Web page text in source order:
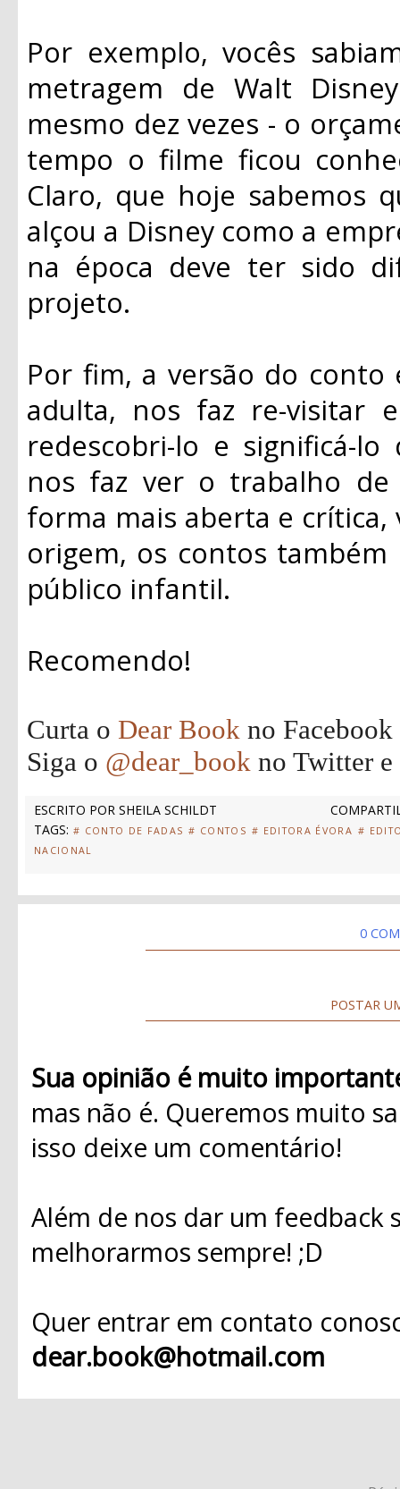
Por exemplo, vocês
metragem de Walt
mesmo dez vezes - o
tempo o filme ficou
Claro, que hoje sabemos
alçou a Disney como a
na época deve ter sido
projeto.
Por fim, a versão do
adulta, nos faz re-visitar
redescobri-lo e significá-
nos faz ver o trabalho de
forma mais aberta e
origem, os contos
público infantil.
Recomendo!
Curta o Dear Book no Facebook
Siga o @dear_book no Twitter
ESCRITO POR SHEILA SCHILDT
TAGS: # CONTO DE FADAS # CONTOS # EDITORA ÉVORA #
NACIONAL
0
POSTAR
Sua opinião é muito
mas não é. Queremos muito
isso deixe um comentário!
Além de nos dar um
melhorarmos sempre! ;D
Quer entrar em contato
dear.book@hotmail.com